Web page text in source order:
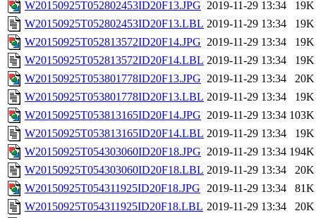
W20150925T052802453ID20F13.JPG 2019-11-29 13:34
19K
W20150925T052802453ID20F13.LBL 2019-11-29 13:34
19K
W20150925T052813572ID20F14.JPG 2019-11-29 13:34
19K
W20150925T052813572ID20F14.LBL 2019-11-29 13:34
19K
W20150925T053801778ID20F13.JPG 2019-11-29 13:34
20K
W20150925T053801778ID20F13.LBL 2019-11-29 13:34
19K
W20150925T053813165ID20F14.JPG 2019-11-29 13:34 103K
W20150925T053813165ID20F14.LBL 2019-11-29 13:34
19K
W20150925T054303060ID20F18.JPG 2019-11-29 13:34 194K
W20150925T054303060ID20F18.LBL 2019-11-29 13:34
20K
W20150925T054311925ID20F18.JPG 2019-11-29 13:34
81K
W20150925T054311925ID20F18.LBL 2019-11-29 13:34
20K